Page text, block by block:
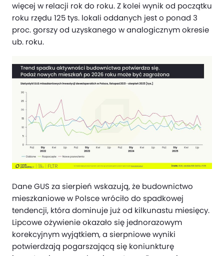
więcej w relacji rok do roku. Z kolei wynik od początku
roku rzędu 125 tys. lokali oddanych jest o ponad 3
proc. gorszy od uzyskanego w analogicznym okresie
ub. roku.
Dane GUS za sierpień wskazują, że budownictwo
mieszkaniowe w Polsce wróciło do spadkowej
tendencji, która dominuje już od kilkunastu miesięcy.
Lipcowe ożywienie okazało się jednorazowym
korekcyjnym wyjątkiem, a sierpniowe wyniki
potwierdzają pogarszającą się koniunkturę